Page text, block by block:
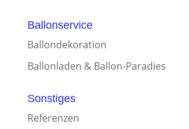
Ballonservice
Ballondekoration
Ballonladen & Ballon-Paradies
Sonstiges
Referenzen